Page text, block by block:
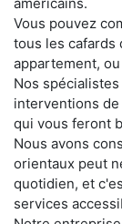
Vous pouvez
tous les cafards
appartement,
Nos
interventions
qui vous feront
Nous avons
orientaux peut
quotidien, et
services